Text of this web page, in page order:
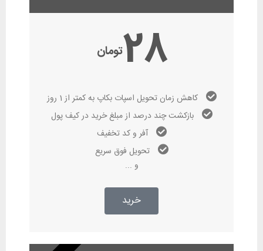
تومان28
کاهش زمان تحویل اسپات بکاپ به کمتر از 1 روز
بازکشت چند درصد از مبلغ خرید در کیف پول
آفر و کد تخفیف
تحویل فوق سریع
و ...
خرید